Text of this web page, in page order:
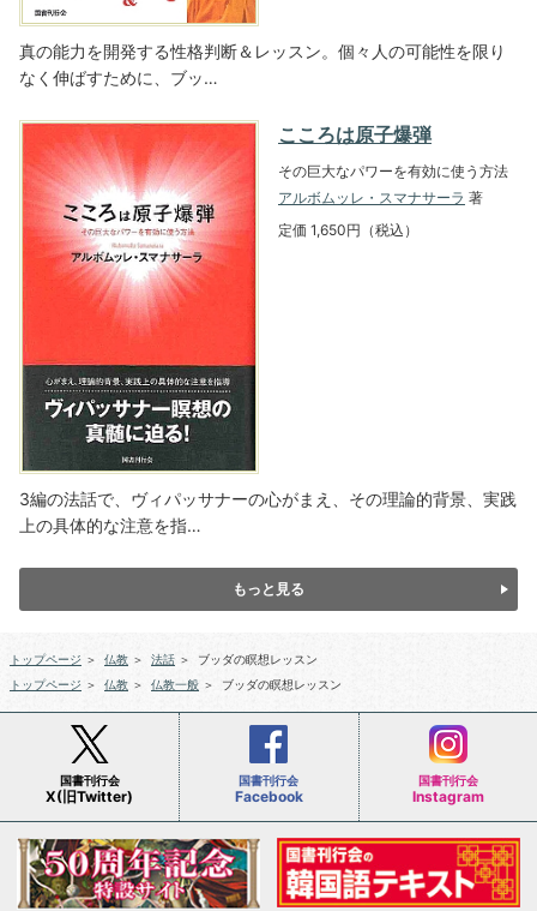
真の能力を開発する性格判断＆レッスン。個々人の可能性を限り
なく伸ばすために、ブッ…
こころは原子爆弾
その巨大なパワーを有効に使う方法
アルボムッレ・スマナサーラ 著
定価 1,650円（税込）
3編の法話で、ヴィパッサナーの心がまえ、その理論的背景、実践
上の具体的な注意を指…
もっと見る
トップページ ＞ 仏教 ＞ 法話 ＞
ブッダの瞑想レッスン
トップページ ＞ 仏教 ＞ 仏教一般 ＞ ブッダの瞑想レッスン
国書刊行会
X(旧Twitter)
国書刊行会
Facebook
国書刊行会
Instagram